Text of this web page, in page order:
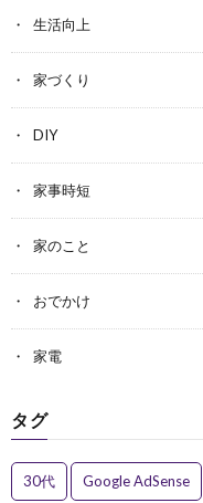
生活向上
家づくり
DIY
家事時短
家のこと
おでかけ
家電
タグ
30代 Google AdSense